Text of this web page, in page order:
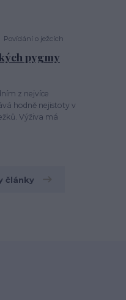
Povídání o ježcích
pygmy
z nejvíce
hodně nejistoty v
Výživa má
články